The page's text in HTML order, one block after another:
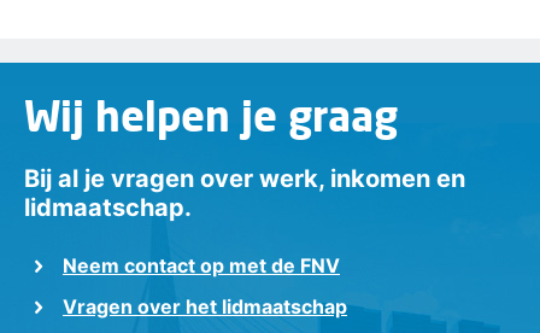
Wij helpen je graag
Bij al je vragen over werk, inkomen en
lidmaatschap.
Neem contact op met de FNV
Vragen over het lidmaatschap